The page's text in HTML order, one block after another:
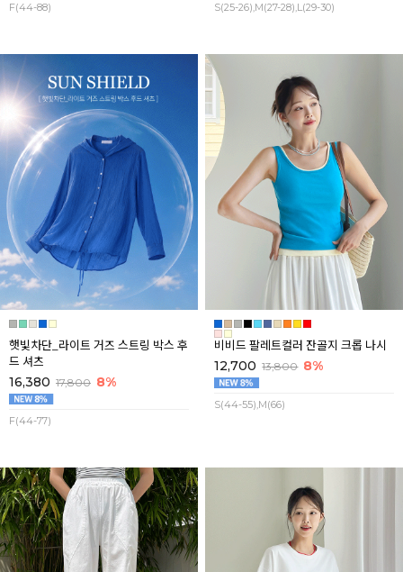
F(44-88) S(25-26),M(27-28),L(29-30)
햇빛차단_라이트 거즈 스트링 박스 후
드 셔츠
16,380 17,800 8%
F(44-77)
비비드 팔레트컬러 잔골지 크롭 나시
12,700 13,800 8%
S(44-55),M(66)